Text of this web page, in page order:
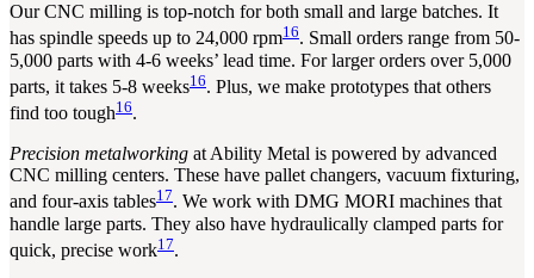
Our CNC milling is top-notch for both small and large batches. It
has spindle speeds up to 24,000 rpm16. Small orders range from 50-
5,000 parts with 4-6 weeks’ lead time. For larger orders over 5,000
parts, it takes 5-8 weeks16. Plus, we make prototypes that others
find too tough16.
Precision metalworking at Ability Metal is powered by advanced
CNC milling centers. These have pallet changers, vacuum fixturing,
and four-axis tables17. We work with DMG MORI machines that
handle large parts. They also have hydraulically clamped parts for
quick, precise work17.